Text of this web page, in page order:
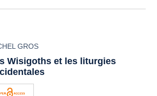
GROS
Wisigoths et les liturgies